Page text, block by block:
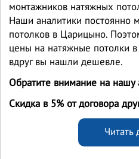
монтажников натяжных
Наши аналитики постоянно
потолков в Царицыно.
цены на натяжные потолки
вдруг вы нашли дешевле.
Обратите внимание на нашу
Скидка в 5% от договора
Читать